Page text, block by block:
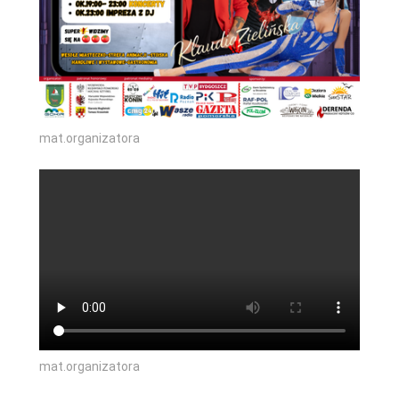
mat.organizatora
mat.organizatora